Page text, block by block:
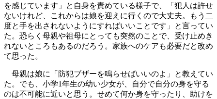
を感じています」と自身を責めている様子で、「犯人は許せ
ないけれど、これからは娘を迎えに行くので大丈夫。もう二
度と手を出されないようにすればいいことです」と言ってい
た。恐らく母親や祖母にとっても突然のことで、受け止めき
れないところもあるのだろう。家族へのケアも必要だと改め
て思った。
母親は娘に「防犯ブザーを鳴らせばいいのよ」と教えてい
た。でも、小学1年生の幼い少女が、自分で自分の身を守る
のは不可能に近いと思う。せめて何か身を守ったり、助けを